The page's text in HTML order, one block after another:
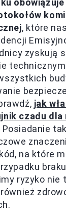
, które
zyskują
jak
czadu dla
Posiadanie
na które
ryzyko nie